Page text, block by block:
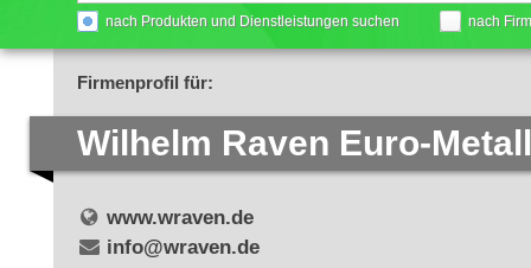
nach Produkten und Dienstleistungen suchen nach
Firmenprofil für:
Wilhelm Raven Euro-
www.wraven.de
info@wraven.de